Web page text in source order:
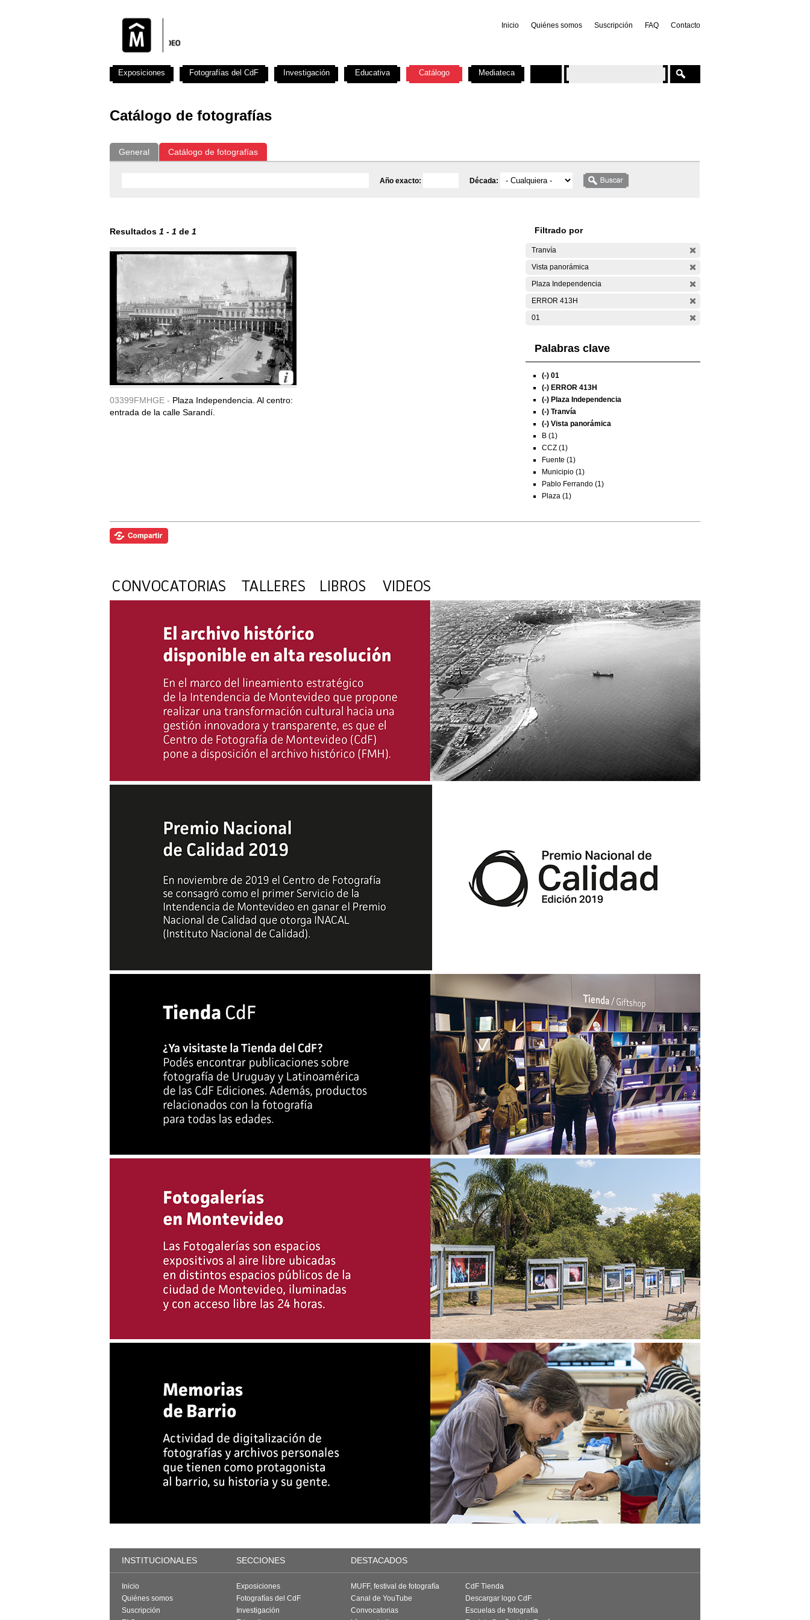
Inicio Quiénes somos Suscripción FAQ Contacto
Catálogo de fotografías
General Catálogo de fotografías
Año exacto: Década:
Resultados 1 - 1 de 1
03399FMHGE - Plaza Independencia. Al centro:
entrada de la calle Sarandí.
Filtrado por
Tranvía
Vista panorámica
Plaza Independencia
ERROR 413H
01
Palabras clave
(-) 01
(-) ERROR 413H
(-) Plaza Independencia
(-) Tranvía
(-) Vista panorámica
B (1)
CCZ (1)
Fuente (1)
Municipio (1)
Pablo Ferrando (1)
Plaza (1)
Exposiciones Fotografías del CdF Investigación Educativa Catálogo Mediateca
INSTITUCIONALES SECCIONES DESTACADOS
Inicio
Quiénes somos
Suscripción
Exposiciones
Fotografías del CdF
Investigación
MUFF, festival de fotografía
Canal de YouTube
Convocatorias
CdF Tienda
Descargar logo CdF
Escuelas de fotografía